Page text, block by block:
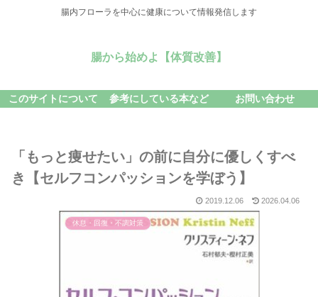
腸内フローラを中心に健康について情報発信します
腸から始めよ【体質改善】
このサイトについて 参考にしている本など お問い合わせ
「もっと痩せたい」の前に自分に優しくすべ
き【セルフコンパッションを学ぼう】
2019.12.06 2026.04.06
休息・回復・不調対策